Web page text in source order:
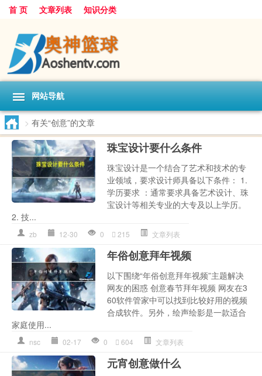
首 页 文章列表 知识分类
网站导航
> 有关“创意”的文章
珠宝设计要什么条件
珠宝设计是一个结合了艺术和技术的专
业领域，要求设计师具备以下条件： 1.
学历要求 ：通常要求具备艺术设计、珠
宝设计等相关专业的大专及以上学历。
2. 技...
zb 12-30 0 215 文章列表
年俗创意拜年视频
以下围绕“年俗创意拜年视频”主题解决
网友的困惑 创意春节拜年视频 网友在3
60软件管家中可以找到比较好用的视频
合成软件。另外，绘声绘影是一款适合
家庭使用...
nsc 02-17 0 604 文章列表
元宵创意做什么